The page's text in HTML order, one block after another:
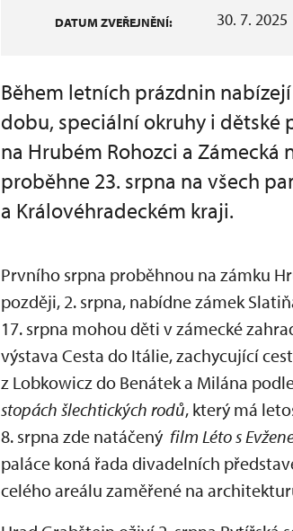
DATUM ZVEŘEJNĚNÍ: 30. 7. 2025
Během letních prázdnin
dobu, speciální okruhy i
na Hrubém Rohozci a
proběhne 23. srpna na všech
a Královéhradeckém kraji.
Prvního srpna proběhnou na zámku
později, 2. srpna, nabídne zámek
17. srpna mohou děti v zámecké
výstava Cesta do Itálie, zachycující
z Lobkowicz do Benátek a Milána
stopách šlechtických rodů, který má
8. srpna zde natáčený film Léto s
paláce koná řada divadelních
celého areálu zaměřené na